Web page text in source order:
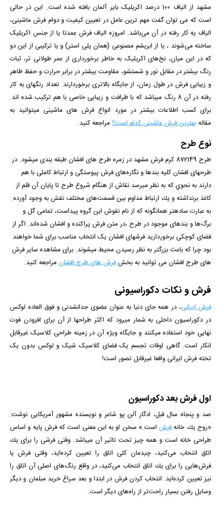
مشهد از الیاف 100 درصد اکریلیک بایر آلمان بافته شده است. این در حالی
است که می توان گفت مهم ترین عامل در تعیین کیفیت و دوام فرش ماشینی،
الیاف یه کار رفته در آن می‌باشد. امروزه الیاف فرش عمدتا یا از جنس اکریلیک
ساخته می‌شوند ، یا از ابریشم مصنوعی (همان پلی استر) و یا ترکیبی از این دو
که در این میان، نخ‌های اکریلیک به خاطر برخورداری از عمر طولانی تر، ثبات
رنگ بیشتر در مقابل نور و شستشو، مقاومت بیشتر در برابر حرارت و حفظ ظاهر
و زیبایی فرش در طول زمان، از جایگاه بالاتری برخوردارند. تعداد رنگ­­های به کار
رفته در آن 8 رنگ می­باشد که با ظرافت و زیبایی خاصی با هم ترکیب شده­ اند.
برای کسب اطلاعات بیشتر در مورد انواع فرش های ماشینی میتوانید به
مقالهبهترین فرش ماشینی کدام است؟ مراجعه کنید.
نوع طرح
طرح 872149 کرم فرش مشهد در زمره طرح های افشان طبقه بندی می­شود. در
طرح­های افشان كليه بندها و نگاره‌های فرش پيوستگی و ارتباط كاملی با هم
دارند به نحوي كه به نظر مي­رسد نقاش از هنگام شروع طرح تا پايان آن قلم از
كاغذ برنداشته و يك ارتباط مداوم بين قسمت‌های مختلف نقش به وجود آورده.
به عبارت ساده­تر همان­گونه كه از نام نقوش اين گروه پيداست، تمامی گل و
برگ‌ها و بندهای موجود در طرح ،در متن فرش پراكنده و افشان شده‌اند. اگر از
فضای کوچکی برخوردارید فرش­های افشان یک انتخاب مناسب برای شما خواهند
بود چرا که باعث بزرگ­تر به نظر رسیدن محیط می­شوند. برای مشاهده سایر فرش
های طرح افشان می توانید به بخشفرش های طرح افشان مراجعه کنید.
فرش و نکات دکوراسیونی
فرش ایرانی، در همه جای دنیا به عنوان عضوی جدانشدنی و فوق العاده لوکس
در دکوراسیون داخلی به شمار میرود که اکثر طراح­ها از آن برای افزودن فوت
نهایی خود استفاده می­کنند و جایگاه ویژه آن در زمینه طراحی کلاسیک غیرقابل
انکار است. گاهی اوقات تجسم یک فضای کلاسیک شیک و لوکس بدون یک
تخته فرش ایرانی واقعا غیرقابل تصور است!
اول فرش بعد دکوراسیون
صد و پنجاه سال قبل، ادگار آلن پو شاعر و نویسنده مشهور آمریکایی نوشت:
«روح یك خانهفرش است.» سخن او به این معنی است كه فرش پایه و اساس
طراحی خانه است و همه چیز تحت تاثیر آن می­باشد. وقتی فرشی را برای یك
اتاق انتخاب می‌كنید، چیدمان كلی اتاق را تعیین كرده‌اید، وقتی فرش یا
فرش‌هایی را برای یك اتاق انتخاب می‌كنید، در واقع رنگ‌های اصلی آن اتاق را
نیز تعیین كرده‌اید. انتخاب کردن فرش در ابتدا و بعد سراغ خرید مبلمان و دیگر
وسایل رفتن بسیار راحت‌تر از راه‌های دیگر است.